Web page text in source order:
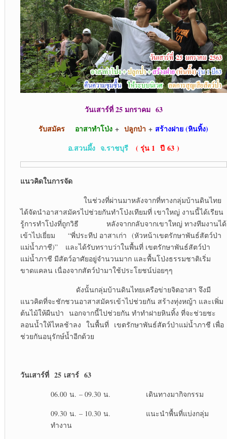
วันเสาร์ที่ 25 มกราคม63
รับสมัคร
อาสาทำโป่ง+ปลูกป่า + สร้างฝาย (หินทิ้ง)
อ.สวนผึ้งจ.ราชบุรี ( รุ่น 1 ปี 63 )
แนวคิดในการจัด
ในช่วงที่ผ่านมาหลังจากที่ทางกลุ่มบ้านดินไทย
ได้จัดนำอาสาสมัครไปช่วยกันทำโป่งเทียมที่ เขาใหญ่ งานนี้ได้เรียน
รู้การทำโป่งที่ถูกวิธี หลังจากกลับจากเขาใหญ่ ทางทีมงานได้
เข้าไปเยี่ยม “พี่ประทีป อาสาเก่า (หัวหน้าเขตรักษาพันธ์สัตว์ป่า
แม่น้ำภาชี)” และได้รับทราบว่าในพื้นที่ เขตรักษาพันธ์สัตว์ป่า
แม่น้ำภาชี มีสัตว์อาศัยอยู่จำนวนมาก และพื้นโป่งธรรมชาติเริ่ม
ขาดแคลน เนื่องจากสัตว์ป่ามาใช้ประโยชน์บ่อยๆๆ
ดังนั้นกลุ่มบ้านดินไทยเครือข่ายจิตอาสา จึงมี
แนวคิดที่จะชักชวนอาสาสมัครเข้าไปช่วยกัน สร้างทุ่งหญ้า และเพิ่ม
ต้นไม้ให้ผืนป่า นอกจากนี้ไปช่วยกัน ทำทำฝายหินทิ้ง ที่จะช่วยชะ
ลอนน้ำให้ไหลช้าลง ในพื้นที่ เขตรักษาพันธ์สัตว์ป่าแม่น้ำภาชี เพื่อ
ช่วยกันอนุรักษ์น้ำอีกด้วย
วันเสาร์ที่25 เสาร์ 63
06.00 น. – 09.30 น. เดินทางมากิจกรรม
09.30 น. – 10.30 น. แนะนำพื้นที่แบ่งกลุ่ม
ทำงาน